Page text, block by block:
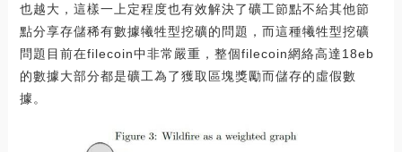
也越大，這樣一上定程度也有效解決了礦工節點不給其他節
點分享存儲稀有數據犧牲型挖礦的問題，而這種犧牲型挖礦
問題目前在filecoin中非常嚴重，整個filecoin網絡高達18eb
的數據大部分都是礦工為了獲取區塊獎勵而儲存的虛假數
據。